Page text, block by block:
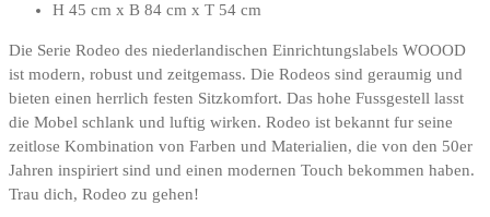
H 45 cm x B 84 cm x T 54 cm
Die Serie Rodeo des niederlandischen Einrichtungslabels WOOOD
ist modern, robust und zeitgemass. Die Rodeos sind geraumig und
bieten einen herrlich festen Sitzkomfort. Das hohe Fussgestell lasst
die Mobel schlank und luftig wirken. Rodeo ist bekannt fur seine
zeitlose Kombination von Farben und Materialien, die von den 50er
Jahren inspiriert sind und einen modernen Touch bekommen haben.
Trau dich, Rodeo zu gehen!